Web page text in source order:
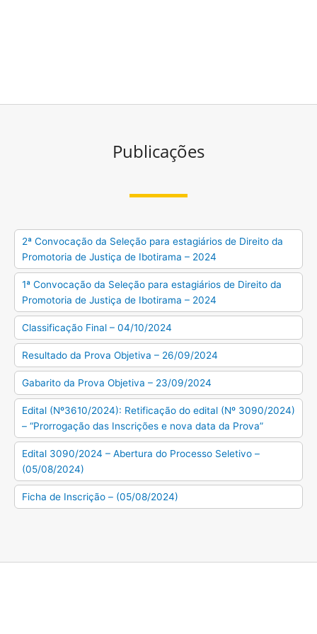
Publicações
2ª Convocação da Seleção para estagiários de Direito da
Promotoria de Justiça de Ibotirama – 2024
1ª Convocação da Seleção para estagiários de Direito da
Promotoria de Justiça de Ibotirama – 2024
Classificação Final – 04/10/2024
Resultado da Prova Objetiva – 26/09/2024
Gabarito da Prova Objetiva – 23/09/2024
Edital (Nº3610/2024): Retificação do edital (Nº 3090/2024)
– “Prorrogação das Inscrições e nova data da Prova”
Edital 3090/2024 – Abertura do Processo Seletivo –
(05/08/2024)
Ficha de Inscrição – (05/08/2024)